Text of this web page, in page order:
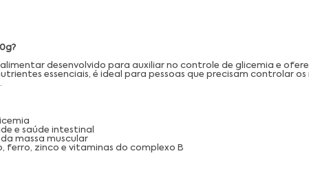
desenvolvido para auxiliar no controle de glicemia e
essenciais, é ideal para pessoas que precisam controlar
e saúde intestinal
massa muscular
ferro, zinco e vitaminas do complexo B